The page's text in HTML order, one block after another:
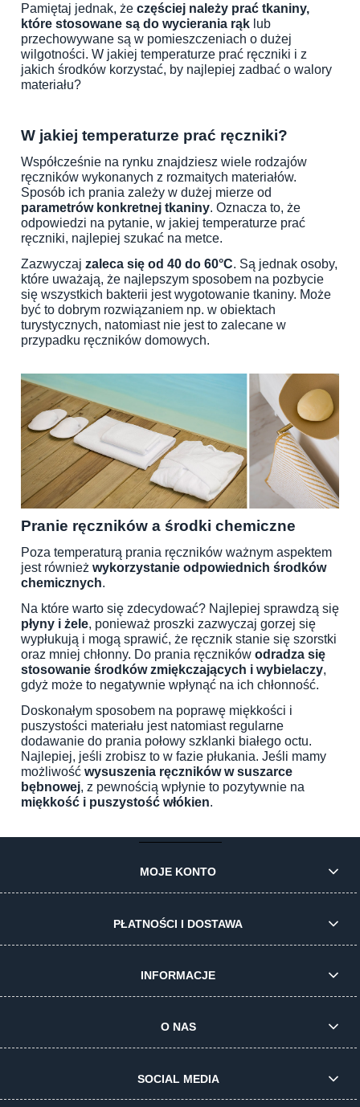
Pamiętaj jednak, że częściej należy prać tkaniny,
które stosowane są do wycierania rąk lub
przechowywane są w pomieszczeniach o dużej
wilgotności. W jakiej temperaturze prać ręczniki i z
jakich środków korzystać, by najlepiej zadbać o walory
materiału?
W jakiej temperaturze prać ręczniki?
Współcześnie na rynku znajdziesz wiele rodzajów
ręczników wykonanych z rozmaitych materiałów.
Sposób ich prania zależy w dużej mierze od
parametrów konkretnej tkaniny. Oznacza to, że
odpowiedzi na pytanie, w jakiej temperaturze prać
ręczniki, najlepiej szukać na metce.
Zazwyczaj zaleca się od 40 do 60°C. Są jednak osoby,
które uważają, że najlepszym sposobem na pozbycie
się wszystkich bakterii jest wygotowanie tkaniny. Może
być to dobrym rozwiązaniem np. w obiektach
turystycznych, natomiast nie jest to zalecane w
przypadku ręczników domowych.
Pranie ręczników a środki chemiczne
Poza temperaturą prania ręczników ważnym aspektem
jest również wykorzystanie odpowiednich środków
chemicznych.
Na które warto się zdecydować? Najlepiej sprawdzą się
płyny i żele, ponieważ proszki zazwyczaj gorzej się
wypłukują i mogą sprawić, że ręcznik stanie się szorstki
oraz mniej chłonny. Do prania ręczników odradza się
stosowanie środków zmiękczających i wybielaczy,
gdyż może to negatywnie wpłynąć na ich chłonność.
Doskonałym sposobem na poprawę miękkości i
puszystości materiału jest natomiast regularne
dodawanie do prania połowy szklanki białego octu.
Najlepiej, jeśli zrobisz to w fazie płukania. Jeśli mamy
możliwość wysuszenia ręczników w suszarce
bębnowej, z pewnością wpłynie to pozytywnie na
miękkość i puszystość włókien.
MOJE KONTO
PŁATNOŚCI I DOSTAWA
INFORMACJE
O NAS
SOCIAL MEDIA